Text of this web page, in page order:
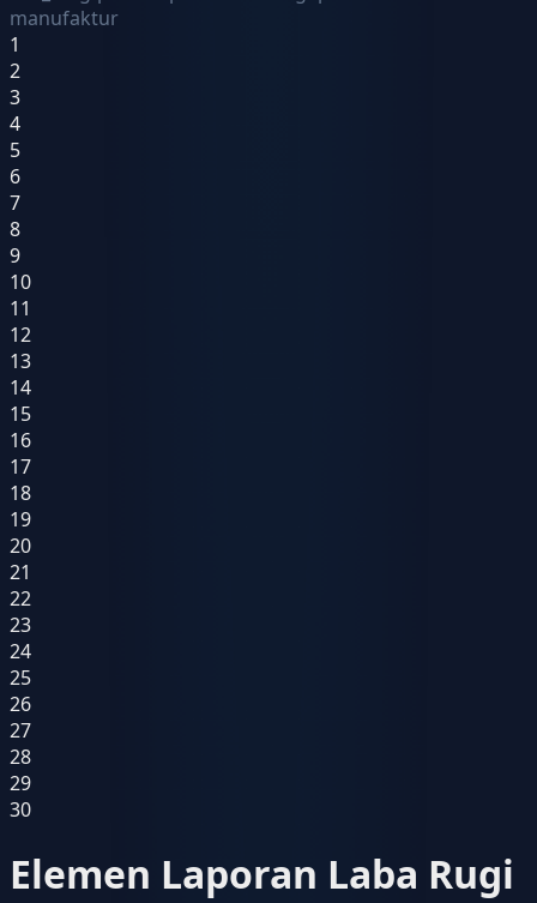
manufaktur
1
2
3
4
5
6
7
8
9
10
11
12
13
14
15
16
17
18
19
20
21
22
23
24
25
26
27
28
29
30
Elemen Laporan Laba Rugi